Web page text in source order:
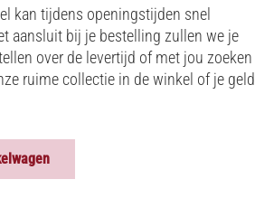
kan tijdens openingstijden snel
aansluit bij je bestelling zullen we je
over de levertijd of met jou zoeken
ruime collectie in de winkel of je geld